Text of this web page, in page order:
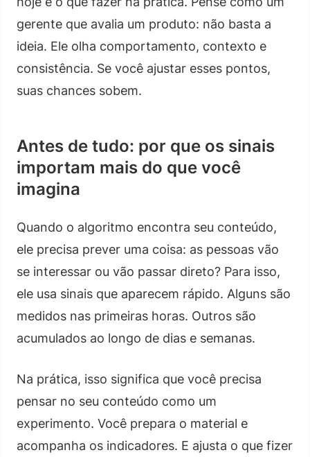
gerente que avalia um produto: não basta a
ideia. Ele olha comportamento, contexto e
consistência. Se você ajustar esses pontos,
suas chances sobem.
Antes de tudo: por que os sinais
importam mais do que você
imagina
Quando o algoritmo encontra seu conteúdo,
ele precisa prever uma coisa: as pessoas vão
se interessar ou vão passar direto? Para isso,
ele usa sinais que aparecem rápido. Alguns são
medidos nas primeiras horas. Outros são
acumulados ao longo de dias e semanas.
Na prática, isso significa que você precisa
pensar no seu conteúdo como um
experimento. Você prepara o material e
acompanha os indicadores. E ajusta o que fizer